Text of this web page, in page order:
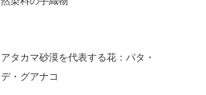
アタカマ砂漠を代表する花：パタ・
デ・グアナコ